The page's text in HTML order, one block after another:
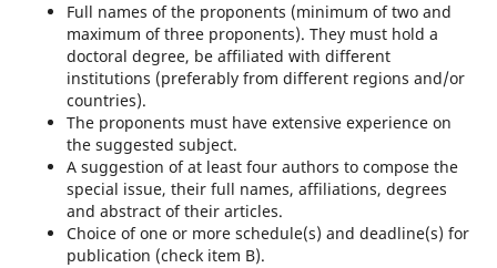
Full names of the proponents (minimum of two and
maximum of three proponents). They must hold a
doctoral degree, be affiliated with different
institutions (preferably from different regions and/or
countries).
The proponents must have extensive experience on
the suggested subject.
A suggestion of at least four authors to compose the
special issue, their full names, affiliations, degrees
and abstract of their articles.
Choice of one or more schedule(s) and deadline(s) for
publication (check item B).